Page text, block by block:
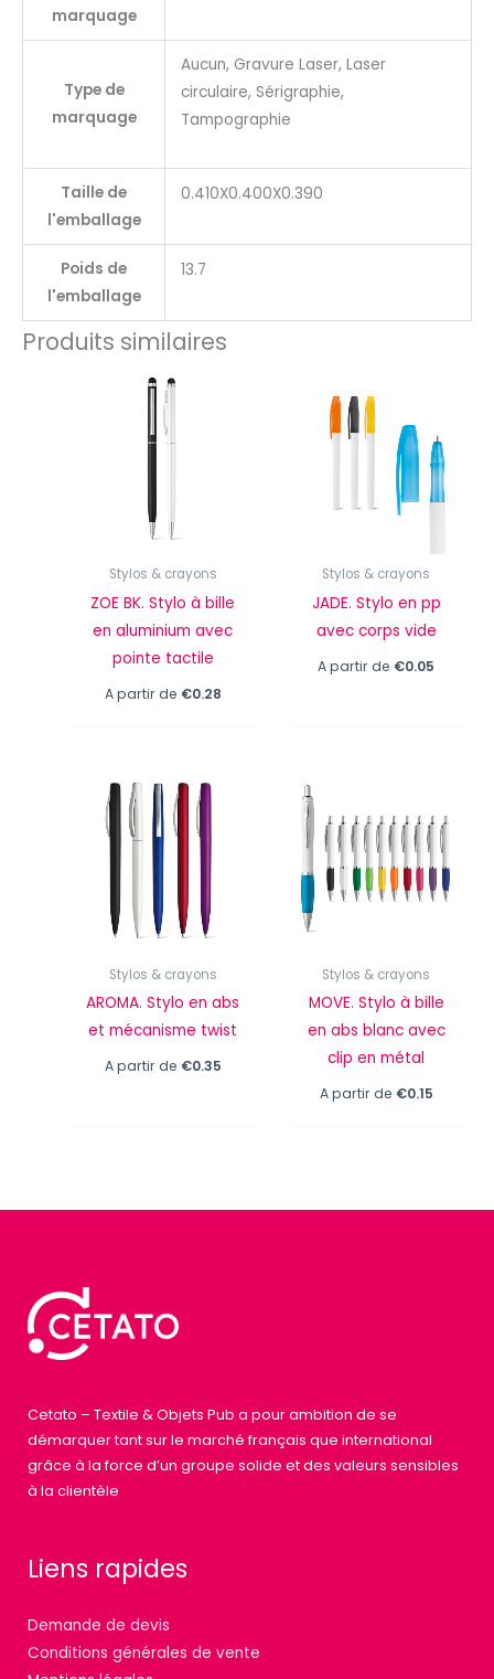
marquage
Type de
marquage
Aucun, Gravure Laser, Laser
circulaire, Sérigraphie,
Tampographie
Taille de
l'emballage
0.410X0.400X0.390
Poids de
l'emballage
13.7
Produits similaires
Stylos & crayons
ZOE BK. Stylo à bille
en aluminium avec
pointe tactile
A partir de €0.28
Stylos & crayons
JADE. Stylo en pp
avec corps vide
A partir de €0.05
Stylos & crayons
AROMA. Stylo en abs
et mécanisme twist
A partir de €0.35
Stylos & crayons
MOVE. Stylo à bille
en abs blanc avec
clip en métal
A partir de €0.15
Cetato – Textile & Objets Pub a pour ambition de se
démarquer tant sur le marché français que international
grâce à la force d’un groupe solide et des valeurs sensibles
à la clientèle
Liens rapides
Demande de devis
Conditions générales de vente